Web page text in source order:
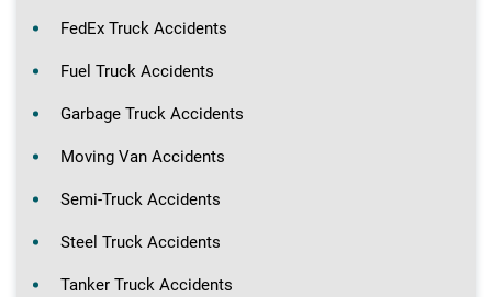
FedEx Truck Accidents
Fuel Truck Accidents
Garbage Truck Accidents
Moving Van Accidents
Semi-Truck Accidents
Steel Truck Accidents
Tanker Truck Accidents